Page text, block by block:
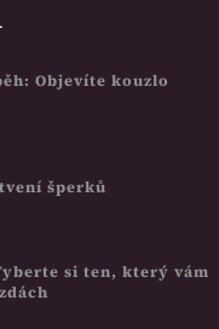
Objevíte kouzlo
šperků
si ten, který vám